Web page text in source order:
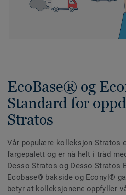
EcoBase® og
Standard for
Stratos
Vår populære kolleksjon Stratos
fargepalett og er nå helt i tråd
Desso Stratos og Desso Stratos
Ecobase® bakside og Econyl®
betyr at kolleksjonene oppfyller